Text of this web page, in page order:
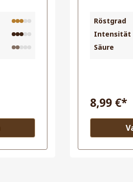
Röstgrad
Intensität
Säure
8,99 €*